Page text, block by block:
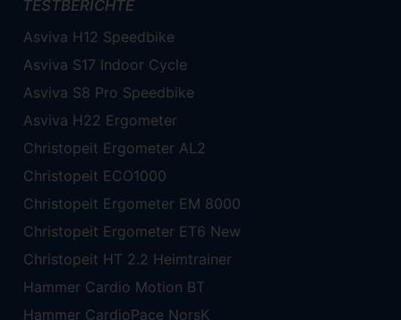
TESTBERICHTE
Asviva H12 Speedbike
Asviva S17 Indoor Cycle
Asviva S8 Pro Speedbike
Asviva H22 Ergometer
Christopeit Ergometer AL2
Christopeit ECO1000
Christopeit Ergometer EM 8000
Christopeit Ergometer ET6 New
Christopeit HT 2.2 Heimtrainer
Hammer Cardio Motion BT
Hammer CardioPace NorsK